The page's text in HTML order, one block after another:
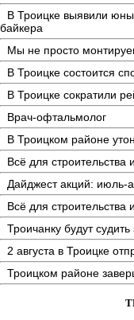
В Троицке выявили
байкера
Мы не просто
В Троицке состоится
В Троицке сократили
Врач-офтальмолог
В Троицком районе
Всё для строительства
Дайджест акций: июль-
Всё для строительства
Троичанку будут
2 августа в Троицке
Троицком районе